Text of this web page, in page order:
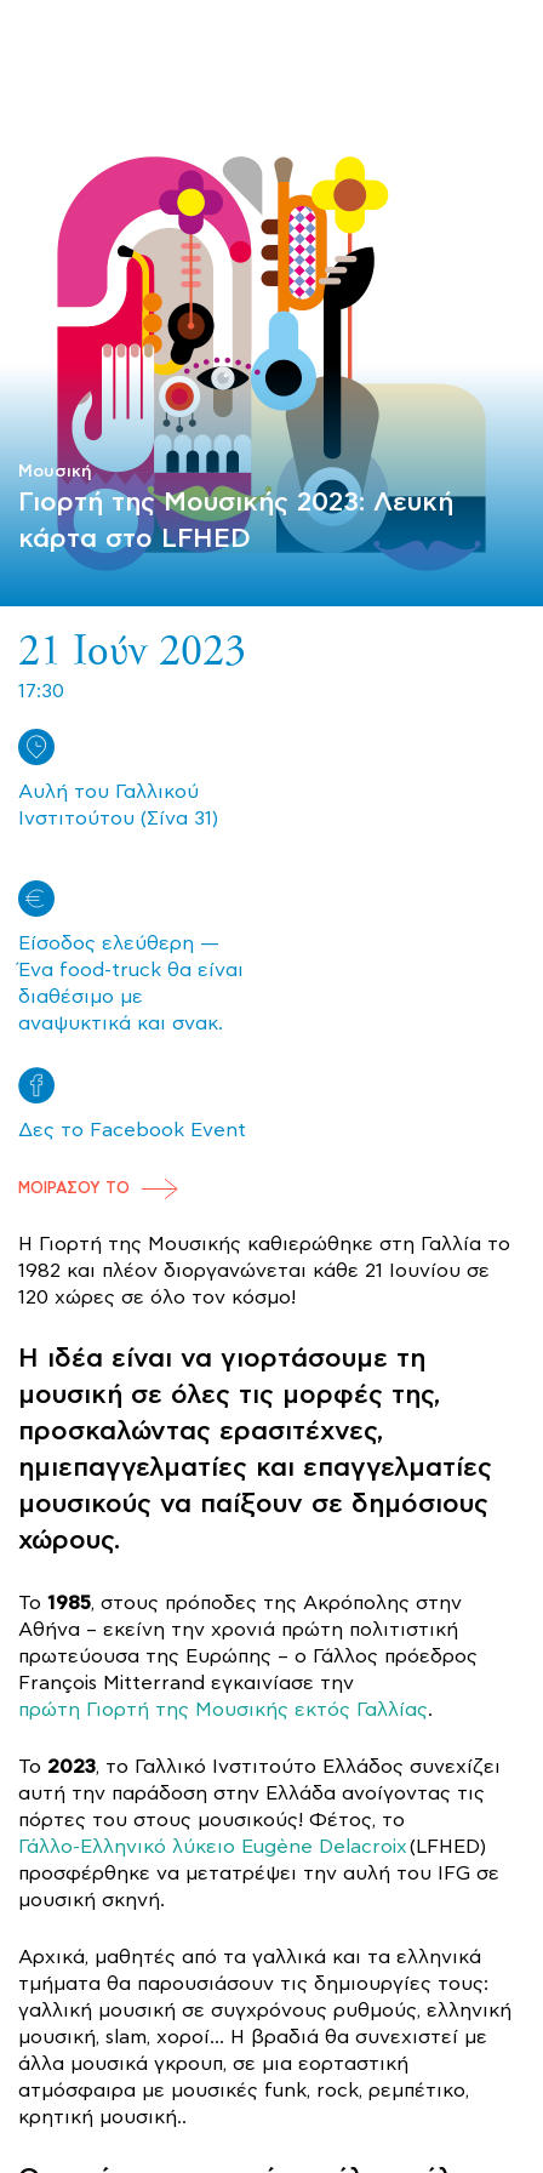
ΣΥΝΕΡΓΕΙΕΣ
ΒΙΒΛΙΟΘΗΚΗ
Η Γιορτή της Μουσικής καθιερώθηκε στη Γαλλία το
1982 και πλέον διοργανώνεται κάθε 21 Ιουνίου σε
120 χώρες σε όλο τον κόσμο!
Η ιδέα είναι να γιορτάσουμε τη
μουσική σε όλες τις μορφές της,
προσκαλώντας ερασιτέχνες,
ημιεπαγγελματίες και επαγγελματίες
μουσικούς να παίξουν σε δημόσιους
χώρους.
Το 1985, στους πρόποδες της Ακρόπολης στην
Αθήνα – εκείνη την χρονιά πρώτη πολιτιστική
πρωτεύουσα της Ευρώπης – ο Γάλλος πρόεδρος
François Mitterrand εγκαινίασε την
πρώτη Γιορτή της Μουσικής εκτός Γαλλίας.
Το 2023, το Γαλλικό Ινστιτούτο Ελλάδος συνεχίζει
αυτή την παράδοση στην Ελλάδα ανοίγοντας τις
πόρτες του στους μουσικούς! Φέτος, το
Γάλλο-Ελληνικό λύκειο Eugène Delacroix(LFHED)
προσφέρθηκε να μετατρέψει την αυλή του IFG σε
μουσική σκηνή.
Αρχικά, μαθητές από τα γαλλικά και τα ελληνικά
τμήματα θα παρουσιάσουν τις δημιουργίες τους:
γαλλική μουσική σε συγχρόνους ρυθμούς, ελληνική
μουσική, slam, χοροί… Η βραδιά θα συνεχιστεί με
άλλα μουσικά γκρουπ, σε μια εορταστική
ατμόσφαιρα με μουσικές funk, rock, ρεμπέτικο,
κρητική μουσική..
21 Ιούν 2023
17:30
Αυλή του Γαλλικού
Ινστιτούτου (Σίνα 31)
Είσοδος ελεύθερη —
Ένα food-truck θα είναι
διαθέσιμο με
αναψυκτικά και σνακ.
Δες το Facebook Event
ΜΟΙΡΑΣΟΥ ΤΟ
Μουσική
Γιορτή της Μουσικής 2023: Λευκή
κάρτα στο LFHED